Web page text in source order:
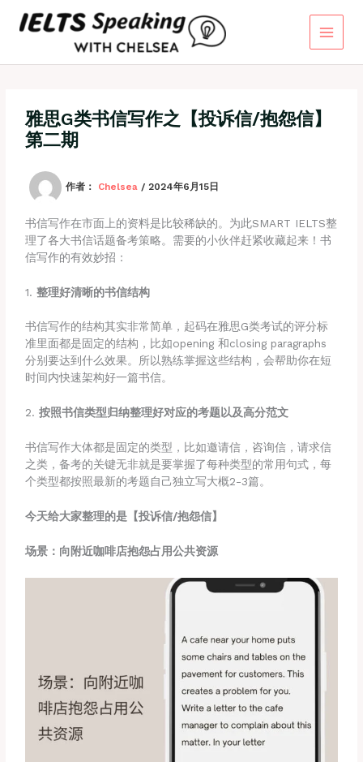
雅思G类书信写作之【投诉信/抱怨信】
第二期
作者： Chelsea / 2024年6月15日
书信写作在市面上的资料是比较稀缺的。为此SMART IELTS整
理了各大书信话题备考策略。需要的小伙伴赶紧收藏起来！书
信写作的有效妙招：
1.整理好清晰的书信结构
书信写作的结构其实非常简单，起码在雅思G类考试的评分标
准里面都是固定的结构，比如opening 和closing paragraphs
分别要达到什么效果。所以熟练掌握这些结构，会帮助你在短
时间内快速架构好一篇书信。
2.按照书信类型归纳整理好对应的考题以及高分范文
书信写作大体都是固定的类型，比如邀请信，咨询信，请求信
之类，备考的关键无非就是要掌握了每种类型的常用句式，每
个类型都按照最新的考题自己独立写大概2-3篇。
今天给大家整理的是【投诉信/抱怨信】
场景：向附近咖啡店抱怨占用公共资源